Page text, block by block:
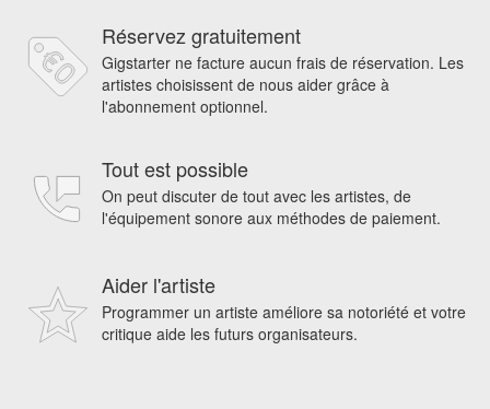
Réservez gratuitement
Gigstarter ne facture aucun frais de réservation. Les
artistes choisissent de nous aider grâce à
l'abonnement optionnel.
Tout est possible
On peut discuter de tout avec les artistes, de
l'équipement sonore aux méthodes de paiement.
Aider l'artiste
Programmer un artiste améliore sa notoriété et votre
critique aide les futurs organisateurs.